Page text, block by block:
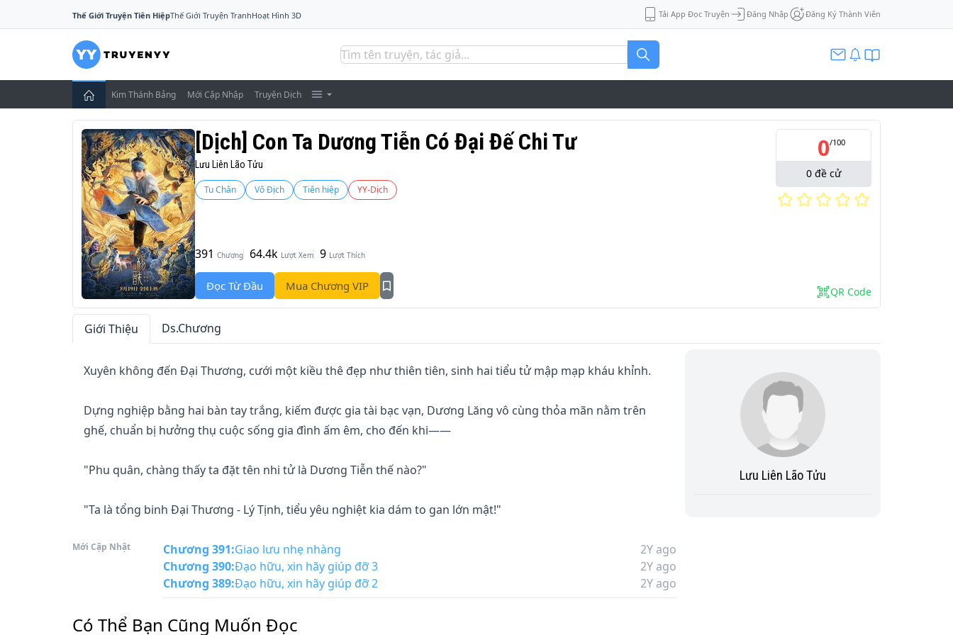
Thế Giới Truyện Tiên HiệpThế Giới Truyện TranhHoạt Hình 3D Tải App Đọc Truyện Đăng Nhập Đăng Ký Thành Viên
Kim Thánh Bảng Mới Cập Nhập Truyện Dịch
[Dịch] Con Ta Dương Tiễn Có Đại Đế Chi Tư
Lưu Liên Lão Tửu
Tu Chân Vô Địch Tiên hiệp YY-Dịch
391 Chương 64.4k Lượt Xem 9 Lượt Thích
Đọc Từ Đầu Mua Chương VIP
0/100
0 đề cử
QR Code
Giới Thiệu Ds.Chương
Xuyên không đến Đại Thương, cưới một kiều thê đẹp như thiên tiên, sinh hai tiểu tử mập mạp kháu khỉnh.
Dựng nghiệp bằng hai bàn tay trắng, kiếm được gia tài bạc vạn, Dương Lăng vô cùng thỏa mãn nằm trên
ghế, chuẩn bị hưởng thụ cuộc sống gia đình ấm êm, cho đến khi——
"Phu quân, chàng thấy ta đặt tên nhi tử là Dương Tiễn thế nào?"
"Ta là tổng binh Đại Thương - Lý Tịnh, tiểu yêu nghiệt kia dám to gan lớn mật!"
"Bần đạo pháp danh Ngọc Đỉnh, không biết có thể để lệnh lang gia nhập Xiển giáo của ta không?"
Nụ cười trên mặt Dương Lăng dần đông cứng, lúc này mới hiểu ra mình đã xuyên không đến thời đại Phong
Mới Cập Nhật Chương 391:Giao lưu nhẹ nhàng
2Y ago
Chương 390:Đạo hữu, xin hãy giúp đỡ 3
2Y ago
Chương 389:Đạo hữu, xin hãy giúp đỡ 2 2Y ago
Có Thể Bạn Cũng Muốn Đọc
Lưu Liên Lão Tửu